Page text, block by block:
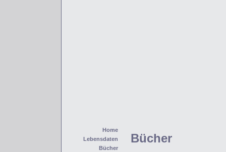
Home
Lebensdaten
Bücher
Bücher